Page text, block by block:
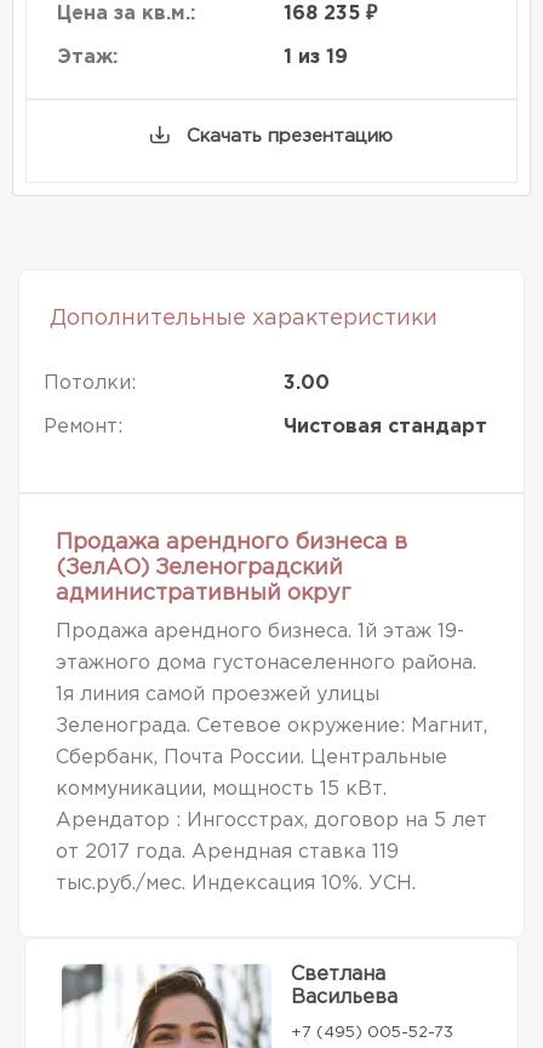
Цена за кв.м.: 168 235 ₽
Этаж: 1 из 19
Скачать презентацию
Дополнительные характеристики
Потолки: 3.00
Ремонт: Чистовая стандарт
Продажа арендного бизнеса в
(ЗелАО) Зеленоградский
административный округ
Продажа арендного бизнеса. 1й этаж 19-
этажного дома густонаселенного района.
1я линия самой проезжей улицы
Зеленограда. Сетевое окружение: Магнит,
Сбербанк, Почта России. Центральные
коммуникации, мощность 15 кВт.
Арендатор : Ингосстрах, договор на 5 лет
от 2017 года. Арендная ставка 119
тыс.руб./мес. Индексация 10%. УСН.
Светлана
Васильева
+7 (495) 005-52-73